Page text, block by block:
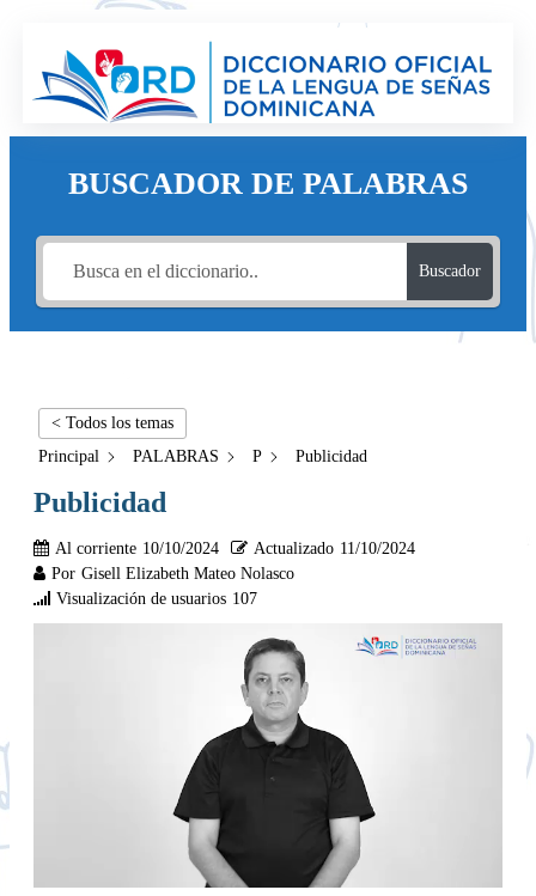
BUSCADOR DE PALABRAS
Buscador
< Todos los temas
Principal
PALABRAS P Publicidad
Publicidad
Al corriente 10/10/2024 Actualizado 11/10/2024
Por Gisell Elizabeth Mateo Nolasco
Visualización de usuarios 107